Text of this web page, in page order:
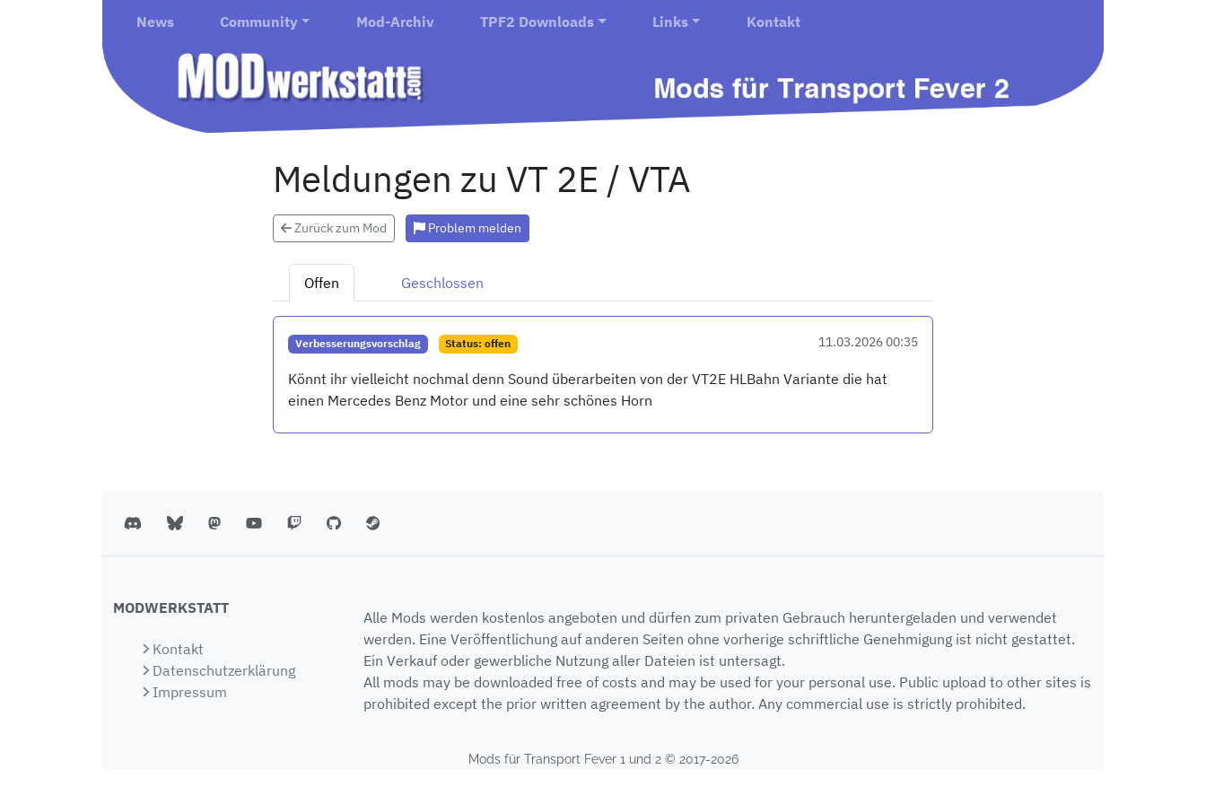
News Community Mod-Archiv TPF2 Downloads Links Kontakt
Meldungen zu VT 2E / VTA
Zurück zum Mod Problem melden
Offen Geschlossen
Verbesserungsvorschlag Status: offen 11.03.2026 00:35
Könnt ihr vielleicht nochmal denn Sound überarbeiten von der VT2E HLBahn Variante die hat
einen Mercedes Benz Motor und eine sehr schönes Horn
MODWERKSTATT
Kontakt
Datenschutzerklärung
Impressum
Alle Mods werden kostenlos angeboten und dürfen zum privaten Gebrauch heruntergeladen und verwendet
werden. Eine Veröffentlichung auf anderen Seiten ohne vorherige schriftliche Genehmigung ist nicht gestattet.
Ein Verkauf oder gewerbliche Nutzung aller Dateien ist untersagt.
All mods may be downloaded free of costs and may be used for your personal use. Public upload to other sites is
prohibited except the prior written agreement by the author. Any commercial use is strictly prohibited.
Mods für Transport Fever 1 und 2 © 2017-2026